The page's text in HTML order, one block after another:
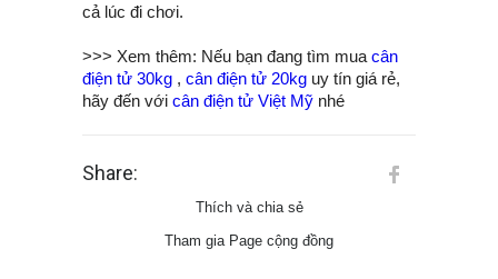
cả lúc đi chơi.
>>> Xem thêm: Nếu bạn đang tìm mua cân
điện tử 30kg , cân điện tử 20kg uy tín giá rẻ,
hãy đến với cân điện tử Việt Mỹ nhé
Share:
Thích và chia sẻ
Tham gia Page cộng đồng